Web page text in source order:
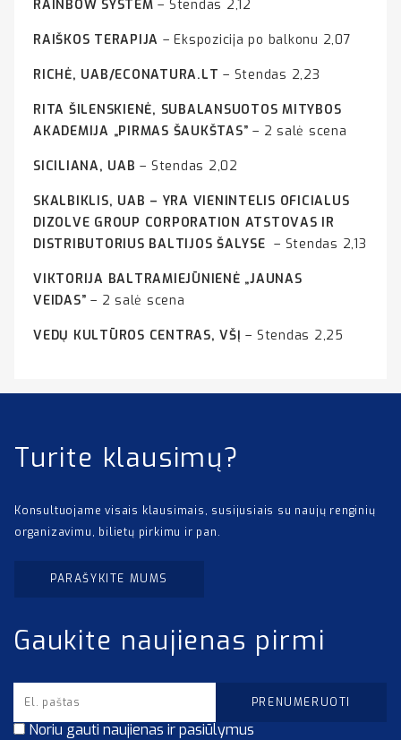
RAINBOW SYSTEM – Stendas 2,12
RAIŠKOS TERAPIJA – Ekspozicija po balkonu 2,07
RICHĖ, UAB/ECONATURA.LT – Stendas 2,23
RITA ŠILENSKIENĖ, SUBALANSUOTOS MITYBOS
AKADEMIJA „PIRMAS ŠAUKŠTAS” – 2 salė scena
SICILIANA, UAB – Stendas 2,02
SKALBIKLIS, UAB – YRA VIENINTELIS OFICIALUS
DIZOLVE GROUP CORPORATION ATSTOVAS IR
DISTRIBUTORIUS BALTIJOS ŠALYSE – Stendas 2,13
VIKTORIJA BALTRAMIEJŪNIENĖ „JAUNAS
VEIDAS” – 2 salė scena
VEDŲ KULTŪROS CENTRAS, VŠĮ – Stendas 2,25
Turite klausimų?
Konsultuojame visais klausimais, susijusiais su naujų renginių
organizavimu, bilietų pirkimu ir pan.
PARAŠYKITE MUMS
Gaukite naujienas pirmi
Noriu gauti naujienas ir pasiūlymus